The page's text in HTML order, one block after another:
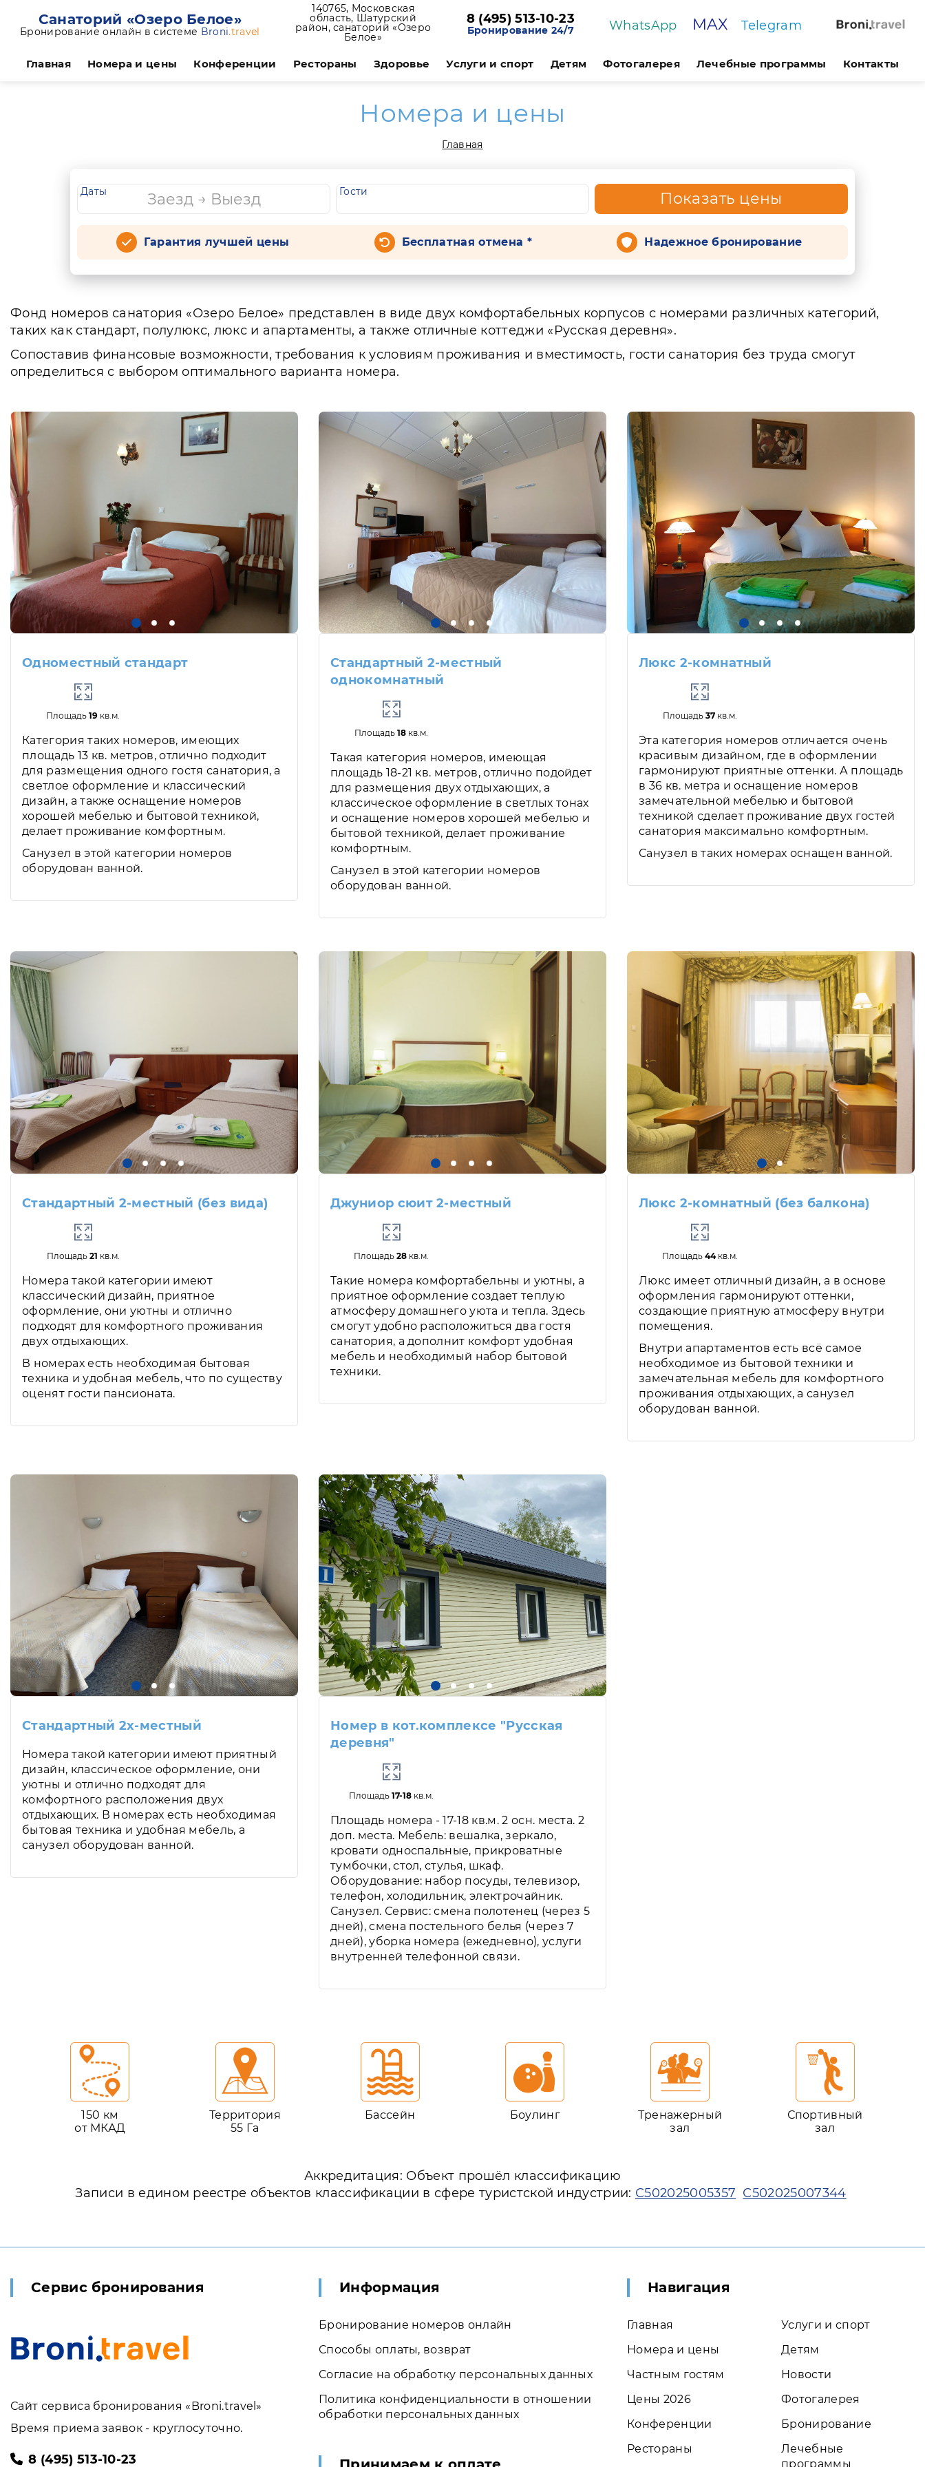
Санаторий «Озеро Белое»
Бронирование онлайн в системе Broni.travel
140765, Московская
область, Шатурский
район, санаторий «Озеро
Белое»
8 (495) 513-10-23
Бронирование 24/7 WhatsApp MAX Telegram
Главная Номера и цены Конференции Рестораны Здоровье Услуги и спорт Детям Фотогалерея Лечебные программы Контакты
Номера и цены
Главная
Даты Гости Показать цены
Гарантия лучшей цены Бесплатная отмена * Надежное бронирование
Фонд номеров санатория «Озеро Белое» представлен в виде двух комфортабельных корпусов с номерами различных категорий,
таких как стандарт, полулюкс, люкс и апартаменты, а также отличные коттеджи «Русская деревня».
Сопоставив финансовые возможности, требования к условиям проживания и вместимость, гости санатория без труда смогут
определиться с выбором оптимального варианта номера.
Одноместный стандарт
Площадь19 кв.м.
Категория таких номеров, имеющих
площадь 13 кв. метров, отлично подходит
для размещения одного гостя санатория, а
светлое оформление и классический
дизайн, а также оснащение номеров
хорошей мебелью и бытовой техникой,
делает проживание комфортным.
Санузел в этой категории номеров
оборудован ванной.
Стандартный 2-местный
однокомнатный
Площадь18 кв.м.
Такая категория номеров, имеющая
площадь 18-21 кв. метров, отлично подойдет
для размещения двух отдыхающих, а
классическое оформление в светлых тонах
и оснащение номеров хорошей мебелью и
бытовой техникой, делает проживание
комфортным.
Санузел в этой категории номеров
оборудован ванной.
Люкс 2-комнатный
Площадь 37кв.м.
Эта категория номеров отличается очень
красивым дизайном, где в оформлении
гармонируют приятные оттенки. А площадь
в 36 кв. метра и оснащение номеров
замечательной мебелью и бытовой
техникой сделает проживание двух гостей
санатория максимально комфортным.
Санузел в таких номерах оснащен ванной.
Стандартный 2-местный (без вида)
Площадь 21 кв.м.
Номера такой категории имеют
классический дизайн, приятное
оформление, они уютны и отлично
подходят для комфортного проживания
двух отдыхающих.
В номерах есть необходимая бытовая
техника и удобная мебель, что по существу
оценят гости пансионата.
Джуниор сюит 2-местный
Площадь28 кв.м.
Такие номера комфортабельны и уютны, а
приятное оформление создает теплую
атмосферу домашнего уюта и тепла. Здесь
смогут удобно расположиться два гостя
санатория, а дополнит комфорт удобная
мебель и необходимый набор бытовой
техники.
Люкс 2-комнатный (без балкона)
Площадь 44кв.м.
Люкс имеет отличный дизайн, а в основе
оформления гармонируют оттенки,
создающие приятную атмосферу внутри
помещения.
Внутри апартаментов есть всё самое
необходимое из бытовой техники и
замечательная мебель для комфортного
проживания отдыхающих, а санузел
оборудован ванной.
Стандартный 2х-местный
Номера такой категории имеют приятный
дизайн, классическое оформление, они
уютны и отлично подходят для
комфортного расположения двух
отдыхающих. В номерах есть необходимая
бытовая техника и удобная мебель, а
санузел оборудован ванной.
Номер в кот.комплексе "Русская
деревня"
Площадь17-18 кв.м.
Площадь номера - 17-18 кв.м. 2 осн. места. 2
доп. места. Мебель: вешалка, зеркало,
кровати односпальные, прикроватные
тумбочки, стол, стулья, шкаф.
Оборудование: набор посуды, телевизор,
телефон, холодильник, электрочайник.
Санузел. Сервис: смена полотенец (через 5
дней), смена постельного белья (через 7
дней), уборка номера (ежедневно), услуги
внутренней телефонной связи.
150 км
от МКАД
Территория
55 Га
Бассейн Боулинг
Тренажерный
зал
Спортивный
зал
Аккредитация: Объект прошёл классификацию
Записи в едином реестре объектов классификации в сфере туристской индустрии: С502025005357 С502025007344
Сервис бронирования
Сайт сервиса бронирования «Broni.travel»
Время приема заявок - круглосуточно.
8 (495) 513-10-23
Информация
Бронирование номеров онлайн
Способы оплаты, возврат
Согласие на обработку персональных данных
Политика конфиденциальности в отношении
обработки персональных данных
Навигация
Главная
Номера и цены
Частным гостям
Цены 2026
Конференции
Рестораны
Услуги и спорт
Детям
Новости
Фотогалерея
Бронирование
Лечебные
программы